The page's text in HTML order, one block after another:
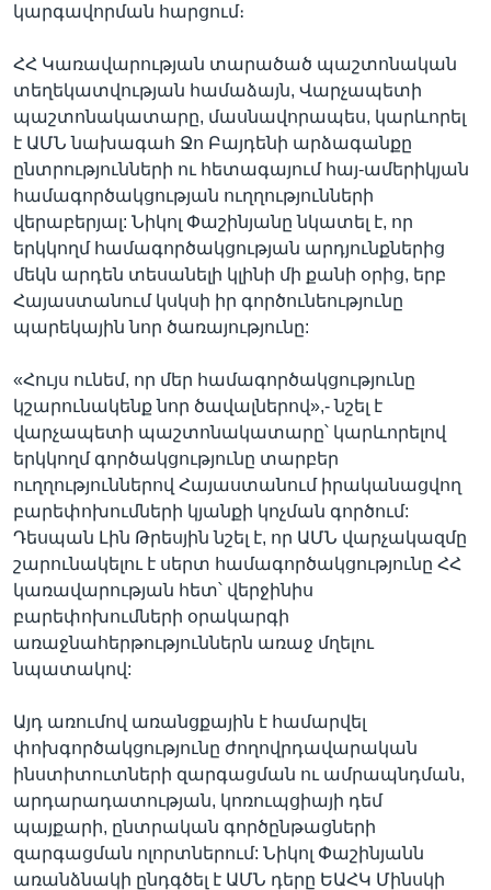
կարգավորման հարցում։
ՀՀ Կառավարության տարածած պաշտոնական
տեղեկատվության համաձայն, Վարչապետի
պաշտոնակատարը, մասնավորապես, կարևորել
է ԱՄՆ նախագահ Ջո Բայդենի արձագանքը
ընտրությունների ու հետագայում հայ-ամերիկյան
համագործակցության ուղղությունների
վերաբերյալ: Նիկոլ Փաշինյանը նկատել է, որ
երկկողմ համագործակցության արդյունքներից
մեկն արդեն տեսանելի կլինի մի քանի օրից, երբ
Հայաստանում կսկսի իր գործունեությունը
պարեկային նոր ծառայությունը:
«Հույս ունեմ, որ մեր համագործակցությունը
կշարունակենք նոր ծավալներով»,- նշել է
վարչապետի պաշտոնակատարը՝ կարևորելով
երկկողմ գործակցությունը տարբեր
ուղղություններով Հայաստանում իրականացվող
բարեփոխումների կյանքի կոչման գործում:
Դեսպան Լին Թրեսյին նշել է, որ ԱՄՆ վարչակազմը
շարունակելու է սերտ համագործակցությունը ՀՀ
կառավարության հետ՝ վերջինիս
բարեփոխումների օրակարգի
առաջնահերթություններն առաջ մղելու
նպատակով:
Այդ առումով առանցքային է համարվել
փոխգործակցությունը ժողովրդավարական
ինստիտուտների զարգացման ու ամրապնդման,
արդարադատության, կոռուպցիայի դեմ
պայքարի, ընտրական գործընթացների
զարգացման ոլորտներում: Նիկոլ Փաշինյանն
առանձնակի ընդգծել է ԱՄՆ դերը ԵԱՀԿ Մինսկի